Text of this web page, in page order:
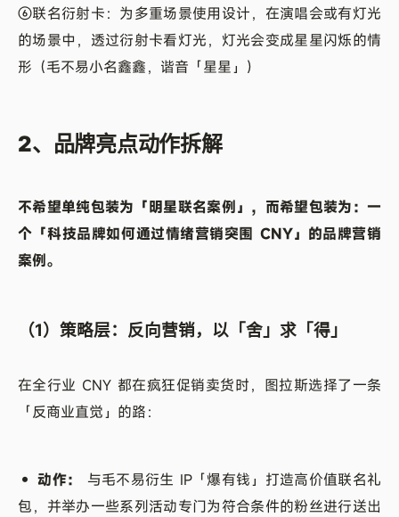
⑥联名衍射卡：为多重场景使用设计，在演唱会或有灯光
的场景中，透过衍射卡看灯光，灯光会变成星星闪烁的情
形（毛不易小名鑫鑫，谐音「星星」）
2、品牌亮点动作拆解
不希望单纯包装为「明星联名案例」，而希望包装为：一
个「科技品牌如何通过情绪营销突围 CNY」的品牌营销
案例。
（1）策略层：反向营销，以「舍」求「得」
在全行业 CNY 都在疯狂促销卖货时，图拉斯选择了一条
「反商业直觉」的路：
• 动作：
与毛不易衍生 IP「爆有钱」打造高价值联名礼
包，并举办一些系列活动专门为符合条件的粉丝进行送出